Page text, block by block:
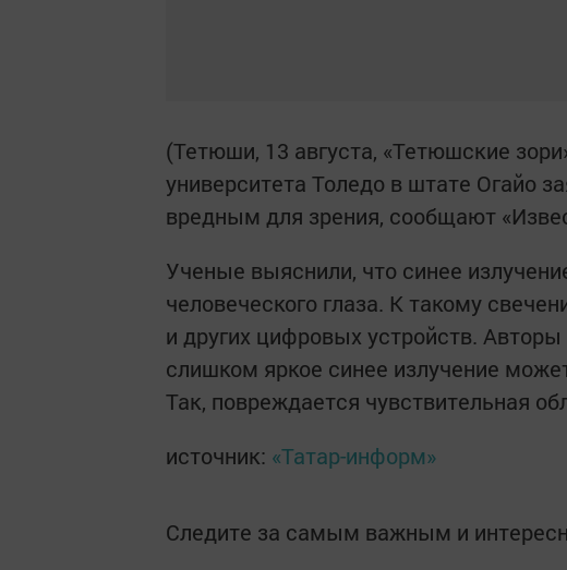
(Тетюши, 13 августа, «Тетюшские
университета Толедо в штате Огайо
вредным для зрения, сообщают
Ученые выяснили, что синее
человеческого глаза. К такому
и других цифровых устройств.
слишком яркое синее излучение
Так, повреждается чувствительная
источник: «Татар-информ»
Следите за самым важным и